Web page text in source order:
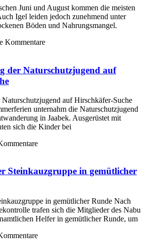
Juni und August kommen die meisten
Igel leiden jedoch zunehmend unter
Böden und Nahrungsmangel.
Kommentare
der Naturschutzjugend auf
auf Hirschkäfer-Suche
unternahm die Naturschutzjugend
in Jaabek. Ausgerüstet mit
sich die Kinder bei
Steinkauzgruppe in gemütlicher
in gemütlicher Runde Nach
trafen sich die Mitglieder des Nabu
Helfer in gemütlicher Runde, um